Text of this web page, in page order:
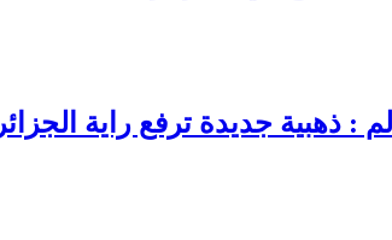
ذهبية جديدة ترفع راية الجزائر